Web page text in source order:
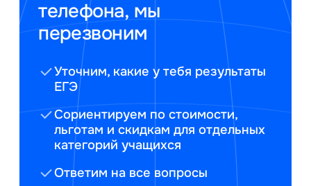
телефона, мы
перезвоним
Уточним, какие у тебя результаты
ЕГЭ
Сориентируем по стоимости,
льготам и скидкам для отдельных
категорий учащихся
Ответим на все вопросы